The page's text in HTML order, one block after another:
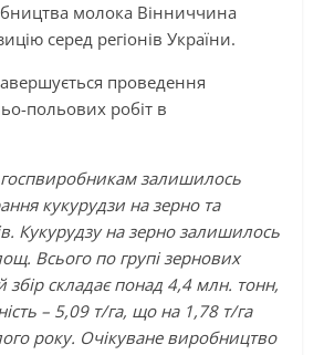
молока Вінниччина
серед регіонів України.
проведення
польових робіт в
залишилось
кукурудзи на зерно та
Кукурудзу на зерно залишилось
Всього по групі зернових
збір складає понад 4,4 млн. тонн,
– 5,09 т/га, що на 1,78 т/га
року. Очікуване виробництво